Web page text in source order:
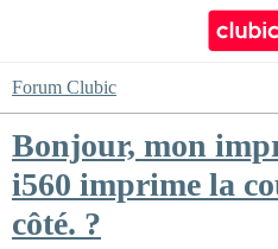
Forum Clubic
Bonjour, mon
i560 imprime la
côté. ?